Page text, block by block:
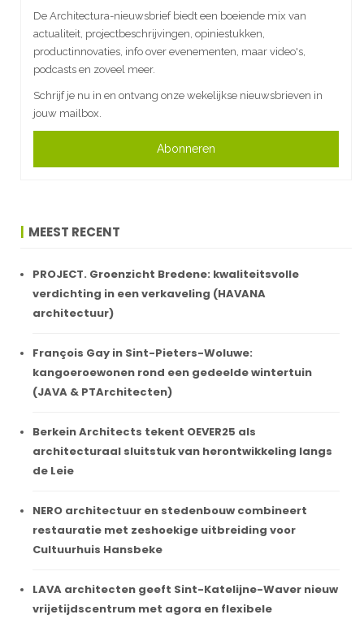
De Architectura-nieuwsbrief biedt een boeiende mix van
actualiteit, projectbeschrijvingen, opiniestukken,
productinnovaties, info over evenementen, maar video's,
podcasts en zoveel meer.
Schrijf je nu in en ontvang onze wekelijkse nieuwsbrieven in
jouw mailbox.
Abonneren
MEEST RECENT
PROJECT. Groenzicht Bredene: kwaliteitsvolle
verdichting in een verkaveling (HAVANA
architectuur)
François Gay in Sint-Pieters-Woluwe:
kangoeroewonen rond een gedeelde wintertuin
(JAVA & PTArchitecten)
Berkein Architects tekent OEVER25 als
architecturaal sluitstuk van herontwikkeling langs
de Leie
NERO architectuur en stedenbouw combineert
restauratie met zeshoekige uitbreiding voor
Cultuurhuis Hansbeke
LAVA architecten geeft Sint-Katelijne-Waver nieuw
vrijetijdscentrum met agora en flexibele